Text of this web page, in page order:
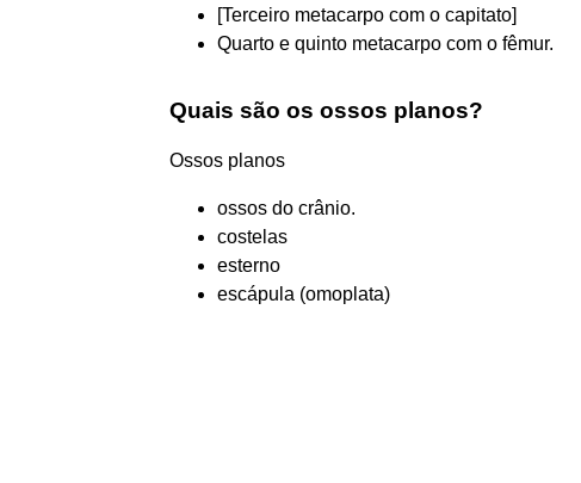
[Terceiro metacarpo com o capitato]
Quarto e quinto metacarpo com o fêmur.
Quais são os ossos planos?
Ossos planos
ossos do crânio.
costelas
esterno
escápula (omoplata)